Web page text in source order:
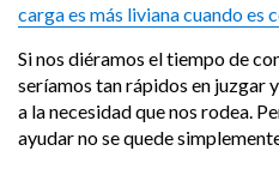
carga es más liviana cuando es
Si nos diéramos el tiempo de
seríamos tan rápidos en juzgar
a la necesidad que nos rodea.
ayudar no se quede